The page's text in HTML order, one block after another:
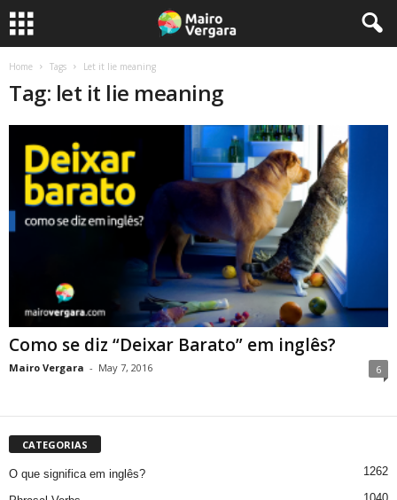
Home Tags Let it lie meaning
Tag: let it lie meaning
Como se diz “Deixar Barato” em inglês?
Mairo Vergara - May 7, 2016 6
CATEGORIAS
O que significa em inglês? 1262